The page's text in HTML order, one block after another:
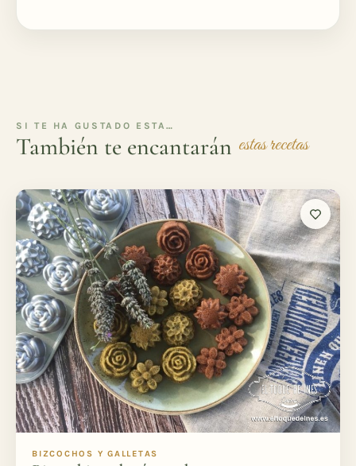
SI TE HA GUSTADO ESTA…
También te encantarán estas recetas
BIZCOCHOS Y GALLETAS